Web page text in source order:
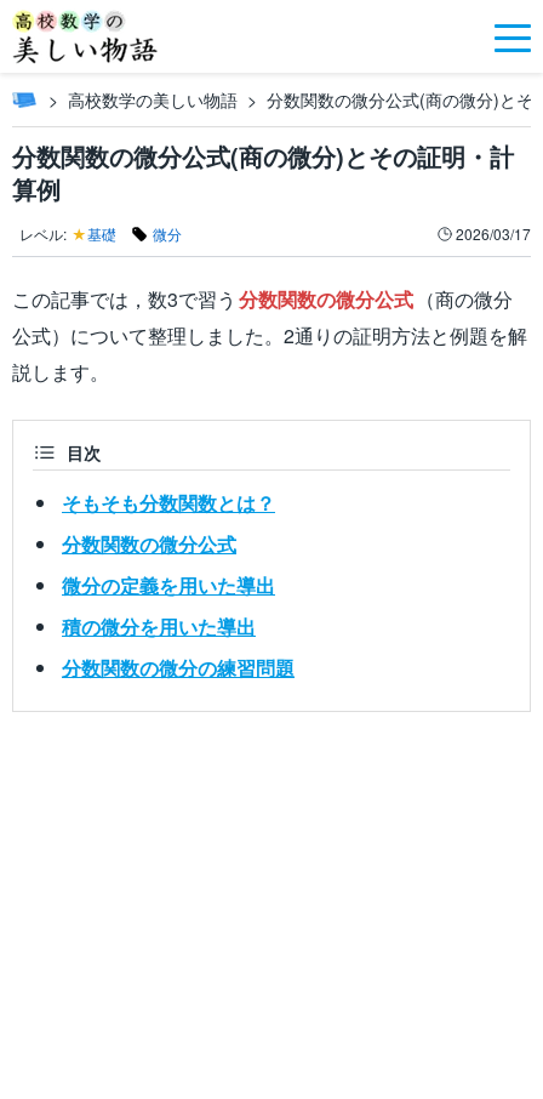
高校数学の美しい物語 分数関数の微分公式(商の微分)とそ
分数関数の微分公式(商の微分)とその証明・計
算例
レベル: ★基礎 微分 2026/03/17
この記事では，数3で習う 分数関数の微分公式 （商の微分
公式）について整理しました。2通りの証明方法と例題を解
説します。
目次
そもそも分数関数とは？
分数関数の微分公式
微分の定義を用いた導出
積の微分を用いた導出
分数関数の微分の練習問題